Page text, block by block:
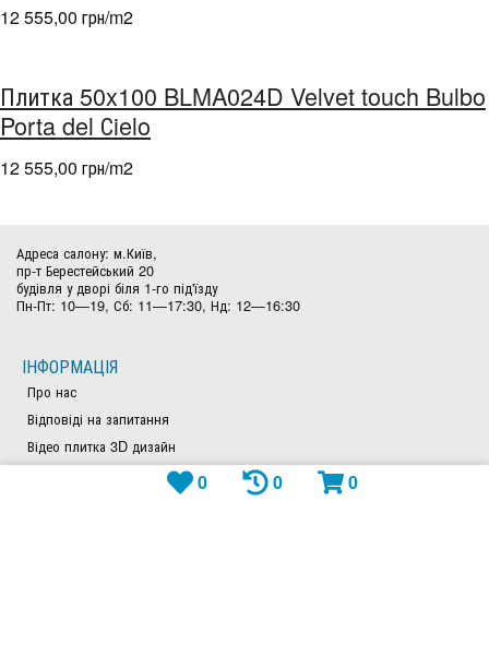
12 555,00 грн/m2
Плитка 50x100 BLMA024D Velvet touch Bulbo
Porta del Сielo
12 555,00 грн/m2
Адреса салону: м.Київ,
пр-т Берестейський 20
будівля у дворі біля 1-го під'їзду
Пн-Пт: 10—19, Сб: 11—17:30, Нд: 12—16:30
ІНФОРМАЦІЯ
Про нас
Відповіді на запитання
Відео плитка 3D дизайн
Tubadzin плитка та керамограніт Tubadzin (Польща)
0 0 0